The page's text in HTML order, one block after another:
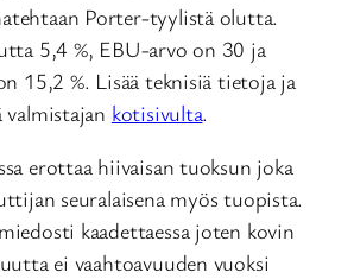
Porter-tyylistä olutta.
5,4 %, EBU-arvo on 30 ja
15,2 %. Lisää teknisiä tietoja ja
valmistajan kotisivulta.
erottaa hiivaisan tuoksun joka
seuralaisena myös tuopista.
kaadettaessa joten kovin
ei vaahtoavuuden vuoksi